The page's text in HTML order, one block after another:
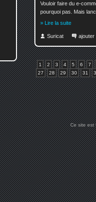
Vouloir faire du e-
pourquoi pas. Mais
» Lire la suite
Suricat ajouter
1 2 3 4 5 6
7
27
28 29 30 31
Ce site est